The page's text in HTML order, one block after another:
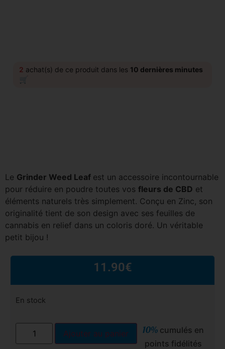
2 achat(s) de ce produit dans les 10 dernières minutes
🛒
Le Grinder Weed Leaf est un accessoire incontournable
pour réduire en poudre toutes vos fleurs de CBD et
éléments naturels très simplement. Conçu en Zinc, son
originalité tient de son design avec ses feuilles de
cannabis en relief dans un coloris doré. Un véritable
petit bijou !
11.90€
En stock
Ajouter au panier 10% cumulés en
points fidélités